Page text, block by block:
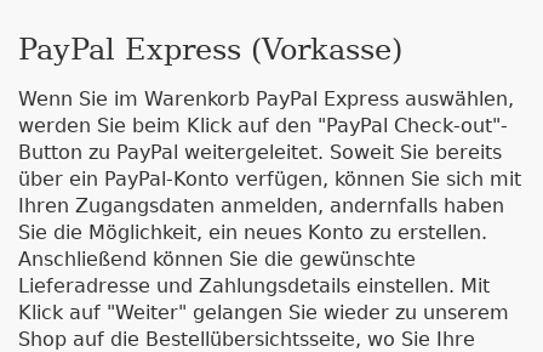
PayPal Express (Vorkasse)
Wenn Sie im Warenkorb PayPal Express auswählen,
werden Sie beim Klick auf den "PayPal Check-out"-
Button zu PayPal weitergeleitet. Soweit Sie bereits
über ein PayPal-Konto verfügen, können Sie sich mit
Ihren Zugangsdaten anmelden, andernfalls haben
Sie die Möglichkeit, ein neues Konto zu erstellen.
Anschließend können Sie die gewünschte
Lieferadresse und Zahlungsdetails einstellen. Mit
Klick auf "Weiter" gelangen Sie wieder zu unserem
Shop auf die Bestellübersichtsseite, wo Sie Ihre